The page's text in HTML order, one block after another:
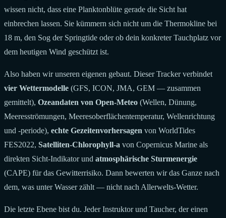
wissen nicht, dass eine Planktonblüte gerade die Sicht hat
einbrechen lassen. Sie kümmern sich nicht um die Thermokline bei
18 m, den Sog der Springtide oder ob dein konkreter Tauchplatz vor
dem heutigen Wind geschützt ist.
Also haben wir unseren eigenen gebaut. Dieser Tracker verbindet
vier Wettermodelle (GFS, ICON, JMA, GEM — zusammen
gemittelt), Ozeandaten von Open-Meteo (Wellen, Dünung,
Meeresströmungen, Meeresoberflächentemperatur, Wellenrichtung
und -periode), echte Gezeitenvorhersagen von WorldTides
FES2022, Satelliten-Chlorophyll-a von Copernicus Marine als
direkten Sicht-Indikator und atmosphärische Sturmenergie
(CAPE) für das Gewitterrisiko. Dann bewerten wir das Ganze nach
dem, was unter Wasser zählt — nicht nach Allerwelts-Wetter.
Die letzte Ebene bist du. Jeder Instruktor und Taucher, der einen